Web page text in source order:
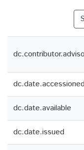
dc.date.available
dc.date.issued